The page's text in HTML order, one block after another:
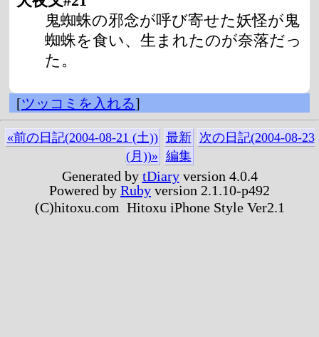
鬼蜘蛛の邪念が呼び寄せた妖怪が鬼
蜘蛛を食い、生まれたのが奈落だっ
た。
[ツッコミを入れる]
«前の日記(2004-08-21 (土)) 最新
次の日記(2004-08-23
(月))» 編集
Generated by tDiaryversion 4.0.4
Powered by Ruby version 2.1.10-p492